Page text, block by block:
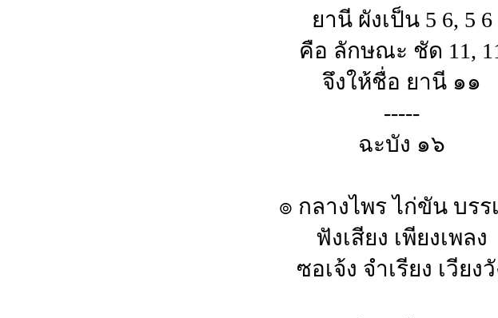
ยานี ผังเป็น 5 6, 5 6
คือ ลักษณะ ชัด 11,
จึงให้ชื่อ ยานี ๑๑
-----
ฉะบัง ๑๖
๏ กลางไพร ไก่ขัน บรร
ฟังเสียง เพียงเพลง
ซอเจ้ง จำเรียง เวียง